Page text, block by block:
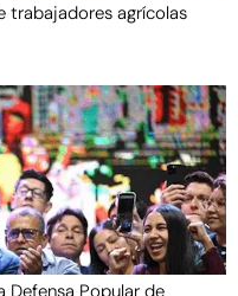
trabajadores agrícolas
Defensa Popular de